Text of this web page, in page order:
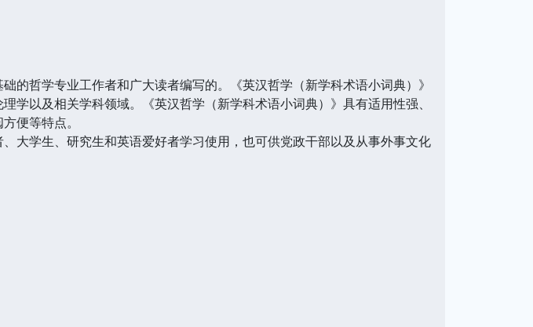
的哲学专业工作者和广大读者编写的。《英汉哲学（新学科术语小词典）》
学以及相关学科领域。《英汉哲学（新学科术语小词典）》具有适用性强、
便等特点。
大学生、研究生和英语爱好者学习使用，也可供党政干部以及从事外事文化